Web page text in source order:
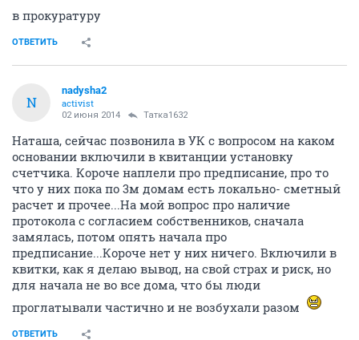
в прокуратуру
ОТВЕТИТЬ
N
nadysha2
activist
02 июня 2014 Татка1632
Наташа, сейчас позвонила в УК с вопросом на каком
основании включили в квитанции установку
счетчика. Короче наплели про предписание, про то
что у них пока по 3м домам есть локально- сметный
расчет и прочее...На мой вопрос про наличие
протокола с согласием собственников, сначала
замялась, потом опять начала про
предписание...Короче нет у них ничего. Включили в
квитки, как я делаю вывод, на свой страх и риск, но
для начала не во все дома, что бы люди
проглатывали частично и не возбухали разом
ОТВЕТИТЬ